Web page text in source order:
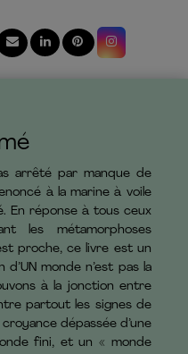
arrêté par manque de
à la marine à voile
En réponse à tous ceux
les métamorphoses
proche, ce livre est un
monde n’est pas la
à la jonction entre
partout les signes de
dépassée d’une
fini, et un « monde